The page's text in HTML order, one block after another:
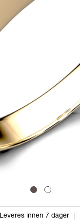
2
Leveres innen 7 dager